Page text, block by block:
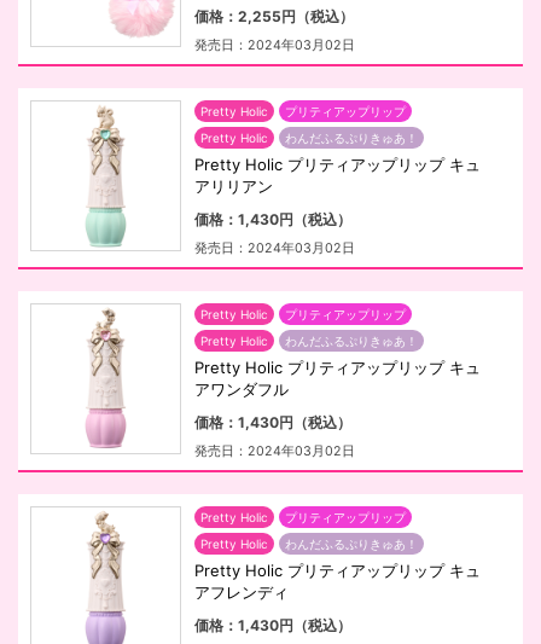
価格：2,255円（税込）
発売日：2024年03月02日
Pretty Holic
プリティアップリップ
Pretty Holic
わんだふるぷりきゅあ！
Pretty Holic プリティアップリップ キュ
アリリアン
価格：1,430円（税込）
発売日：2024年03月02日
Pretty Holic
プリティアップリップ
Pretty Holic
わんだふるぷりきゅあ！
Pretty Holic プリティアップリップ キュ
アワンダフル
価格：1,430円（税込）
発売日：2024年03月02日
Pretty Holic
プリティアップリップ
Pretty Holic
わんだふるぷりきゅあ！
Pretty Holic プリティアップリップ キュ
アフレンディ
価格：1,430円（税込）